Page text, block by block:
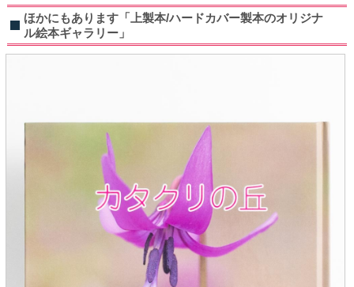
ほかにもあります「上製本/ハードカバー製本のオリジナ
ル絵本ギャラリー」